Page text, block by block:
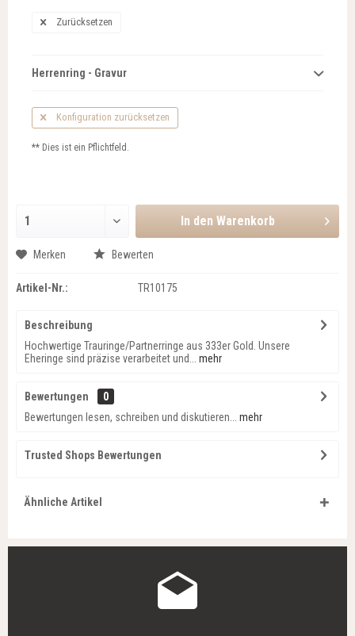
Zurücksetzen
Herrenring - Gravur
Konfiguration zurücksetzen
** Dies ist ein Pflichtfeld.
In den Warenkorb
Merken Bewerten
Artikel-Nr.: TR10175
Beschreibung
Hochwertige Trauringe/Partnerringe aus 333er Gold. Unsere
Eheringe sind präzise verarbeitet und...
mehr
Bewertungen
0
Bewertungen lesen, schreiben und diskutieren...
mehr
Trusted Shops Bewertungen
Ähnliche Artikel